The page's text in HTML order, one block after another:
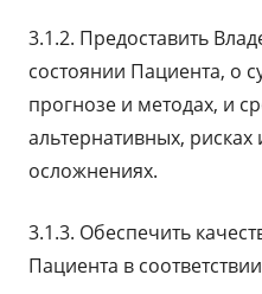
3.1.2. Предоставить
состоянии Пациента, о
прогнозе и методах, и
альтернативных,
осложнениях.
3.1.3. Обеспечить
Пациента в